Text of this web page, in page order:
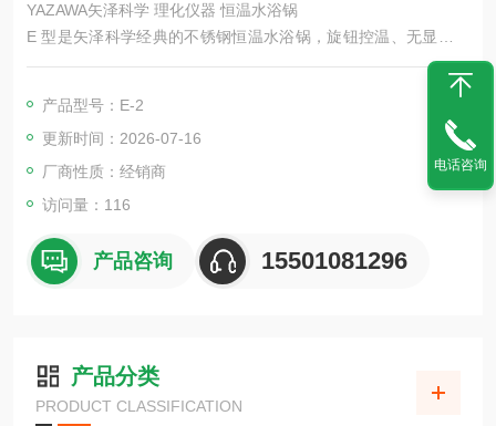
YAZAWA矢泽科学 理化仪器 恒温水浴锅
E 型是矢泽科学经典的不锈钢恒温水浴锅，旋钮控温、无显示、
带防干烧，主打小型容器加热 / 恒温，可与 KF 系列磁力搅拌器
产品型号：E-2
更新时间：2026-07-16
厂商性质：经销商
访问量：116
产品咨询 15501081296
产品分类
PRODUCT CLASSIFICATION
电话咨询